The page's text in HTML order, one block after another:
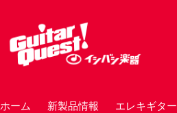
ホーム 新製品情報 エレキギター